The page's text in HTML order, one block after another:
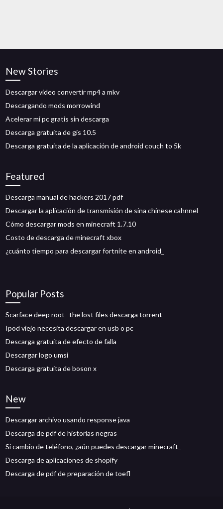
New Stories
Descargar video convertir mp4 a mkv
Descargando mods morrowind
Acelerar mi pc gratis sin descarga
Descarga gratuita de gis 10.5
Descarga gratuita de la aplicación de android couch to 5k
Featured
Descarga manual de hackers 2017 pdf
Descargar la aplicación de transmisión de sina chinese cahnnel
Cómo descargar mods en minecraft 1.7.10
Costo de descarga de minecraft xbox
¿cuánto tiempo para descargar fortnite en android_
Popular Posts
Scarface deep root_ the lost files descarga torrent
Ipod viejo necesita descargar en usb o pc
Descarga gratuita de efecto de falla
Descargar logo umsi
Descarga gratuita de boson x
New
Descargar archivo usando response java
Descarga de pdf de historias negras
Si cambio de teléfono, ¿aún puedes descargar minecraft_
Descarga de aplicaciones de shopify
Descarga de pdf de preparación de toefl